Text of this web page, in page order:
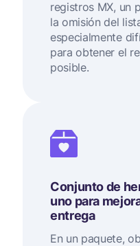
registros MX, un
la omisión del
especialmente
para obtener el
posible.
Conjunto de
uno para
entrega
En un paquete,